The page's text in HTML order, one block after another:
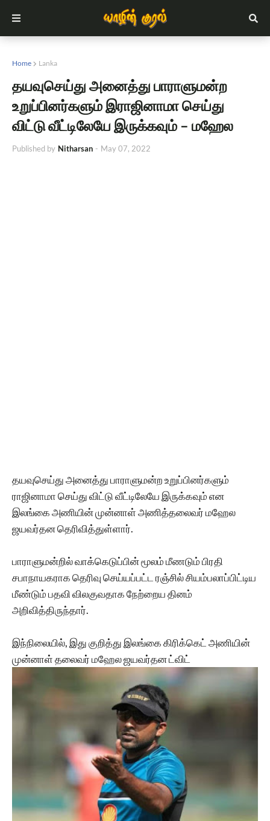
Home Lanka
தயவுசெய்து அனைத்து பாராளுமன்ற
உறுப்பினர்களும் இராஜினாமா செய்து
விட்டு வீட்டிலேயே இருக்கவும் – மஹேல
Published by Nitharsan - May 07, 2022
தயவுசெய்து அனைத்து பாராளுமன்ற உறுப்பினர்களும்
ராஜினாமா செய்து விட்டு வீட்டிலேயே இருக்கவும் என
இலங்கை அணியின் முன்னாள் அணித்தலைவர் மஹேல
ஜயவர்தன தெரிவித்துள்ளார்.
பாராளுமன்றில் வாக்கெடுப்பின் மூலம் மீணடும் பிரதி
சபாநாயகராக தெரிவு செய்யப்பட்ட ரஞ்சில் சியம்பலாப்பிட்டிய
மீண்டும் பதவி விலகுவதாக நேற்றைய தினம்
அறிவித்திருந்தார்.
இந்நிலையில், இது குறித்து இலங்கை கிரிக்கெட் அணியின்
முன்னாள் தலைவர் மஹேல ஜயவர்தன ட்விட்